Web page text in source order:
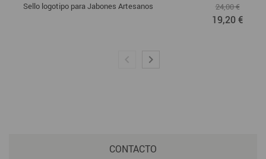
Sello logotipo para Jabones Artesanos 24,00 €
19,20 €
CONTACTO